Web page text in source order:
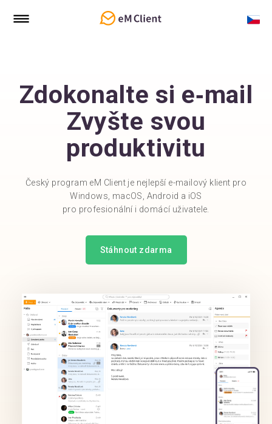
Zdokonalte si e‑mail
Zvyšte svou
produktivitu
Český program eM Client je nejlepší e-mailový klient pro
Windows, macOS, Android a iOS
pro profesionální i domácí uživatele.
Stáhnout zdarma